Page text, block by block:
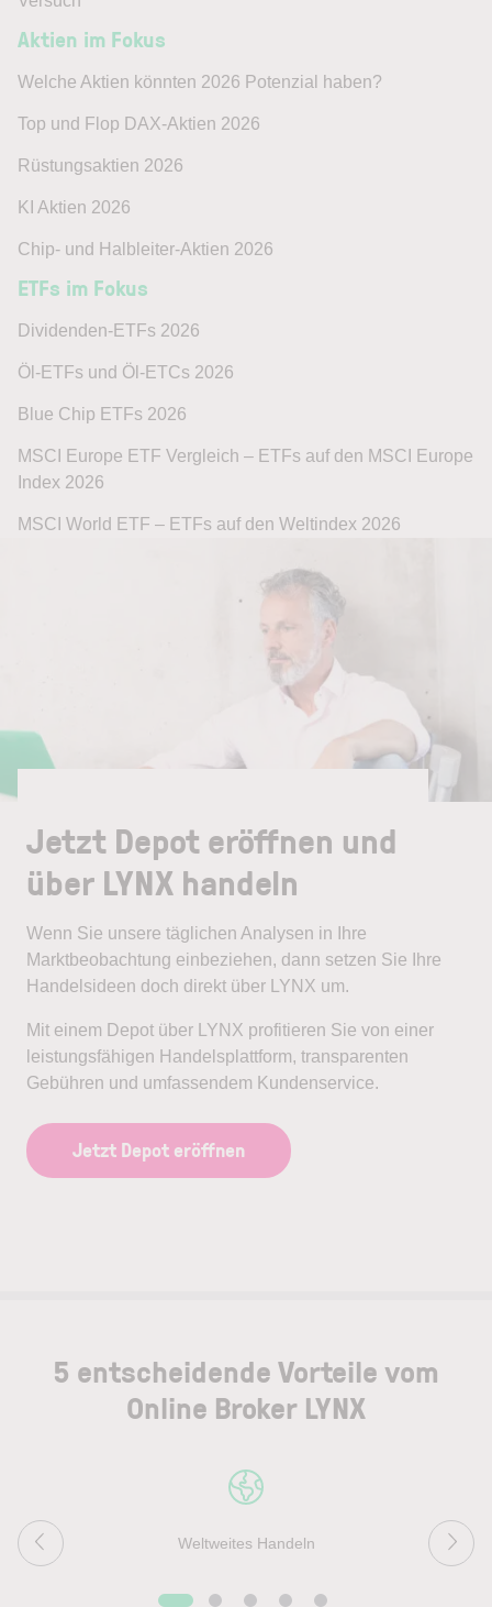
Aktien im Fokus
Welche Aktien könnten 2026 Potenzial haben?
Top und Flop DAX-Aktien 2026
Rüstungsaktien 2026
KI Aktien 2026
Chip- und Halbleiter-Aktien 2026
ETFs im Fokus
Dividenden-ETFs 2026
Öl-ETFs und Öl-ETCs 2026
Blue Chip ETFs 2026
MSCI Europe ETF Vergleich – ETFs auf den MSCI Europe
Index 2026
MSCI World ETF – ETFs auf den Weltindex 2026
Jetzt Depot eröffnen und
über LYNX handeln
Wenn Sie unsere täglichen Analysen in Ihre
Marktbeobachtung einbeziehen, dann setzen Sie Ihre
Handelsideen doch direkt über LYNX um.
Mit einem Depot über LYNX profitieren Sie von einer
leistungsfähigen Handelsplattform, transparenten
Gebühren und umfassendem Kundenservice.
Jetzt Depot eröffnen
5 entscheidende Vorteile vom
Online Broker LYNX
Weltweites Handeln